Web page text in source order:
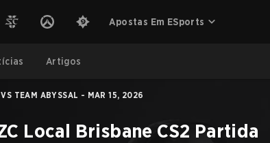
Apostas Em ESports
Artigos
TEAM ABYSSAL - MAR 15, 2026
Local Brisbane CS2 Partida